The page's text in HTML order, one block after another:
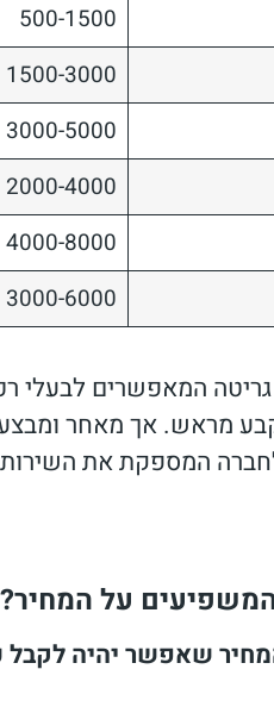
500-1500
1500-3000
3000-5000
2000-4000
4000-8000
3000-6000
המאפשרים לבעלי
מראש. אך מאחר
המספקת את
על המחיר?
שאפשר יהיה לקבל